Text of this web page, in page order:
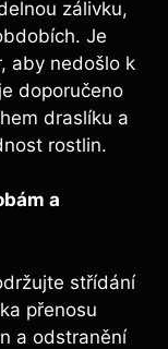
zálivku,
Je
aby nedošlo k
doporučeno
draslíku a
rostlin.
a
střídání
přenosu
a odstranění